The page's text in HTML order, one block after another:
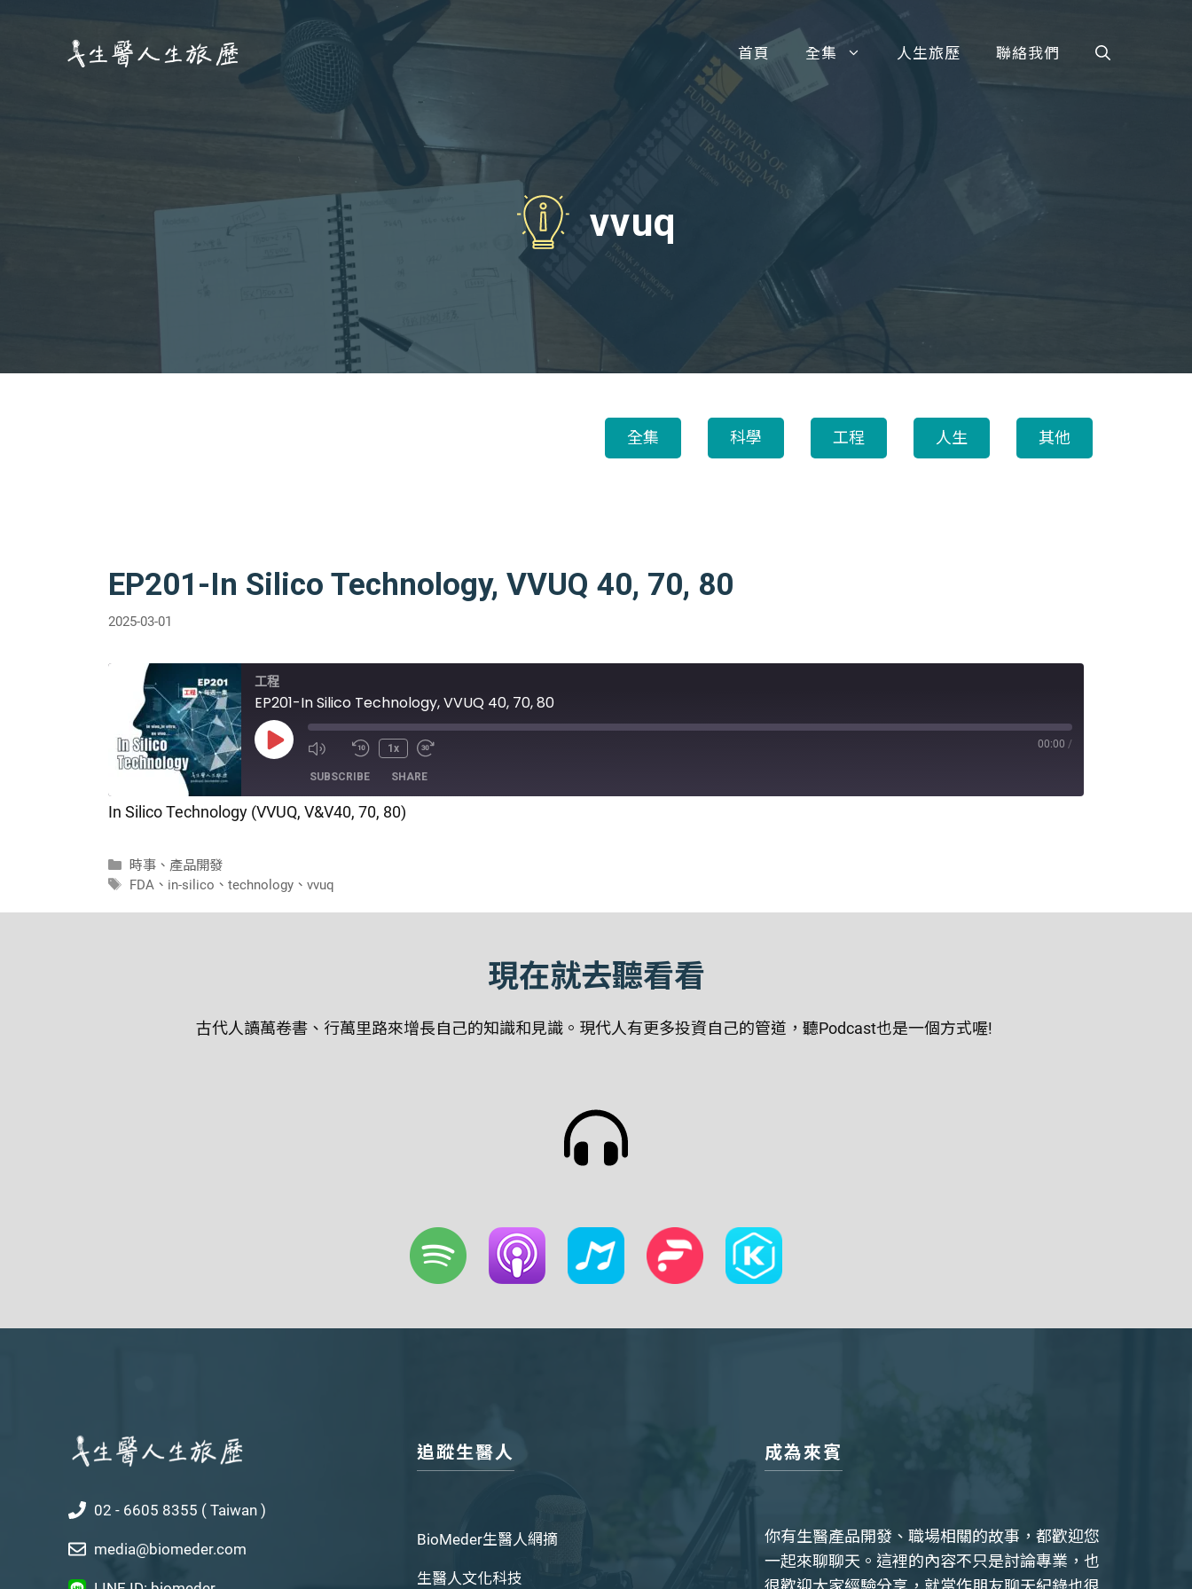
首頁 全集 人生旅歷 聯絡我們
vvuq
全集 科學 工程 人生 其他
EP201-In Silico Technology, VVUQ 40, 70, 80
2025-03-01
工程
EP201-In Silico Technology, VVUQ 40, 70, 80
Play
Episode
1x 00:00 /
SUBSCRIBE SHARE
LINK
In Silico Technology (VVUQ, V&V40, 70, 80)
分
類
時事 、 產品開發
標
FDA 、 in-silico 、technology 、vvuq
現在就去聽看看
古代人讀萬卷書、行萬里路來增長自己的知識和見識。現代人有更多投資自己的管道，聽Podcast也是一個方式喔!
02 - 6605 8355 ( Taiwan )
media@biomeder.com
追蹤生醫人
BioMeder生醫人網摘
生醫人文化科技
成為來賓
你有生醫產品開發、職場相關的故事，都歡迎您
一起來聊聊天。這裡的內容不只是討論專業，也